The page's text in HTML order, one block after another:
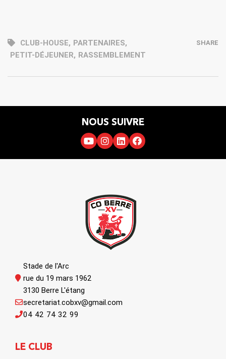
CLUB-HOUSE, PARTENAIRES,
PETIT-DÉJEUNER, RASSEMBLEMENT
SHARE
NOUS SUIVRE
Stade de l'Arc
rue du 19 mars 1962
3130 Berre L'étang
04 42 74 32 99
secretariat.cobxv@gmail.com
LE CLUB